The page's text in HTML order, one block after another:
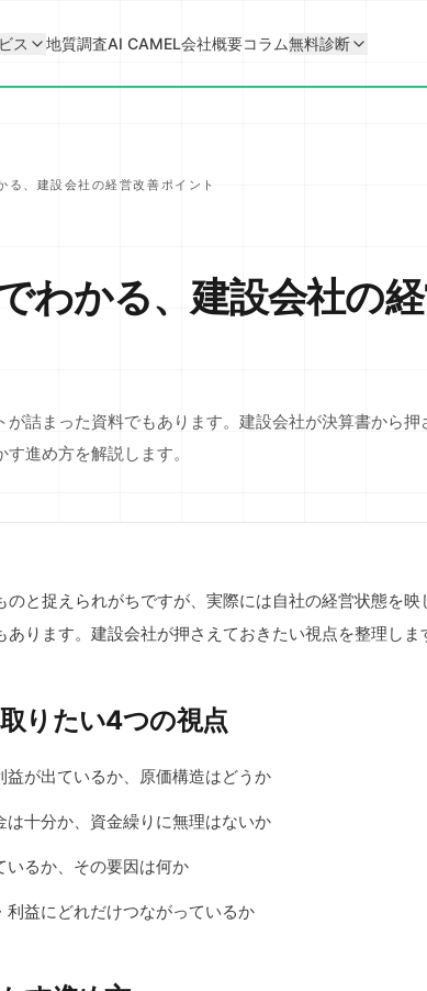
ス 地質調査AI CAMEL会社概要コラム無料診断
る、建設会社の経営改善ポイント
わかる、建設会社の
詰まった資料でもあります。建設会社が決算書から押
進め方を解説します。
と捉えられがちですが、実際には自社の経営状態を映
ります。建設会社が押さえておきたい視点を整理しま
りたい4つの視点
益が出ているか、原価構造はどうか
十分か、資金繰りに無理はないか
いるか、その要因は何か
益にどれだけつながっているか